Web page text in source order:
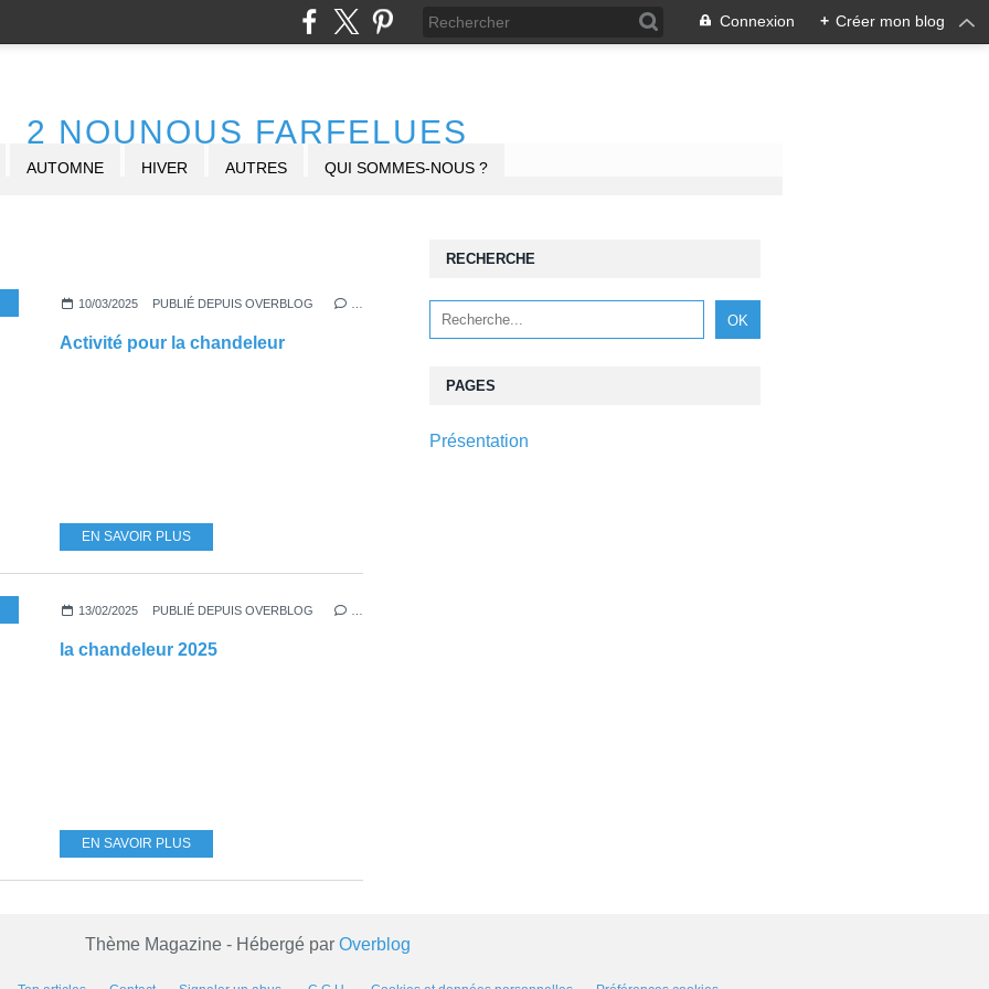
Connexion + Créer mon blog
2 NOUNOUS FARFELUES
AUTOMNE HIVER AUTRES QUI SOMMES-NOUS ?
,BONUS HIVER
10/03/2025 PUBLIÉ DEPUIS OVERBLOG
Activité pour la chandeleur
EN SAVOIR PLUS
13/02/2025 PUBLIÉ DEPUIS OVERBLOG
la chandeleur 2025
EN SAVOIR PLUS
RECHERCHE
PAGES
Présentation
Thème Magazine - Hébergé par Overblog